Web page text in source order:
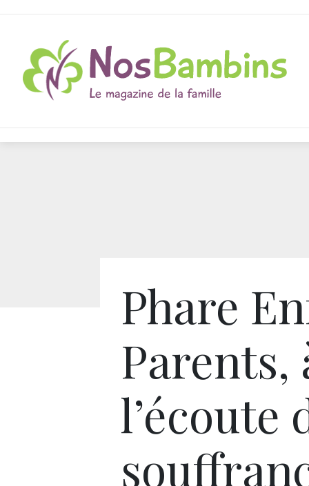
Phare
Parents,
l’écoute